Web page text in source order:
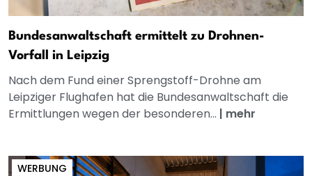
Bundesanwaltschaft ermittelt zu Drohnen-
Vorfall in Leipzig
Nach dem Fund einer Sprengstoff-Drohne am
Leipziger Flughafen hat die Bundesanwaltschaft die
Ermittlungen wegen der besonderen... | mehr
WERBUNG